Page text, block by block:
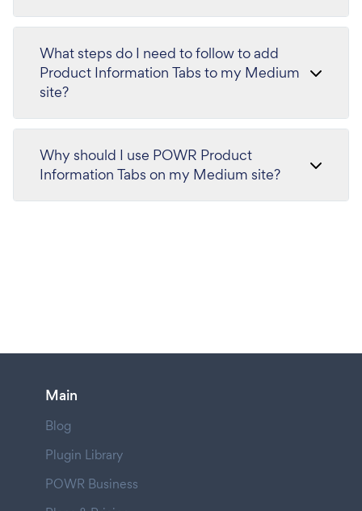
What steps do I need to follow to add
Product Information Tabs to my Medium
site?
Why should I use POWR Product
Information Tabs on my Medium site?
Main
Blog
Plugin Library
POWR Business